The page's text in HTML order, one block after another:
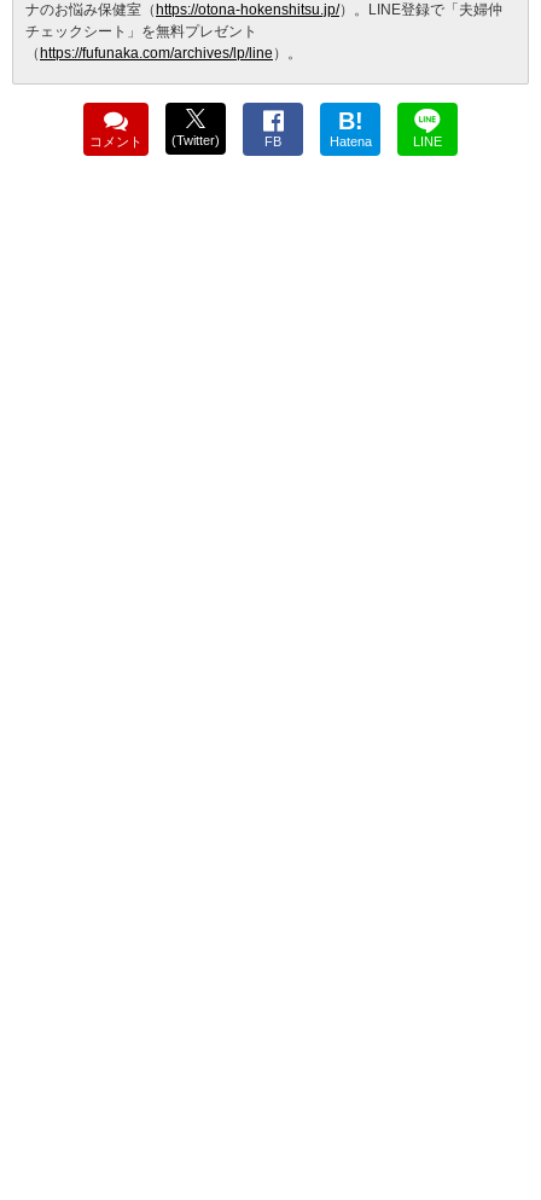
ナのお悩み保健室（ https://otona-hokenshitsu.jp/）。LINE登録で「夫婦仲
チェックシート」を無料プレゼント
（ https://fufunaka.com/archives/lp/line ）。
コメント (Twitter) FB
B!
Hatena LINE